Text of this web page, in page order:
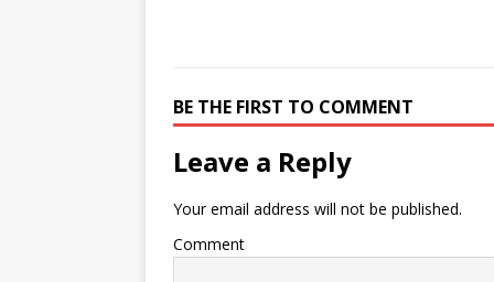
BE THE FIRST TO COMMENT
Leave a Reply
Your email address will not be published.
Comment